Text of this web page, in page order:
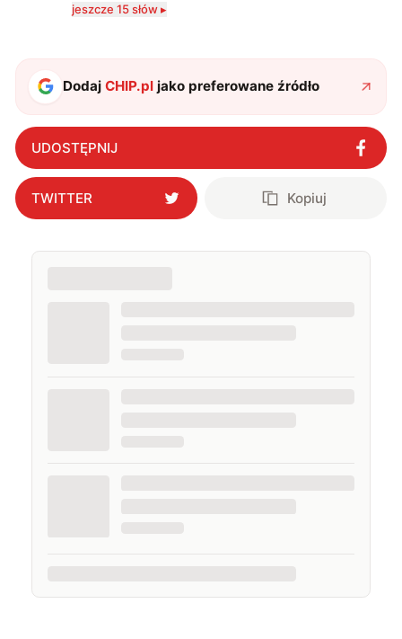
technologii a współczesną popkulturą. W wolnych
jeszcze 15 słów ▸
DodajCHIP.pl jako preferowane źródło
UDOSTĘPNIJ
TWITTER Kopiuj